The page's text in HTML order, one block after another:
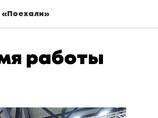
«Поехали»
работы